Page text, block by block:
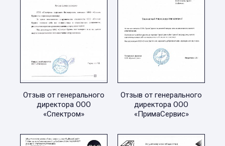
Отзыв от генерального
директора ООО
«Спектром»
Отзыв от генерального
директора ООО
«ПримаСервис»